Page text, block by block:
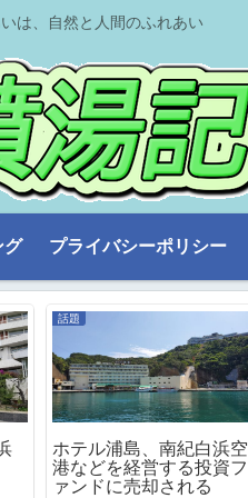
は、自然と人間のふれあい
グ プライバシーポリシー
話題
ホテル浦島、南紀白浜空
港などを経営する投資フ
ァンドに売却される